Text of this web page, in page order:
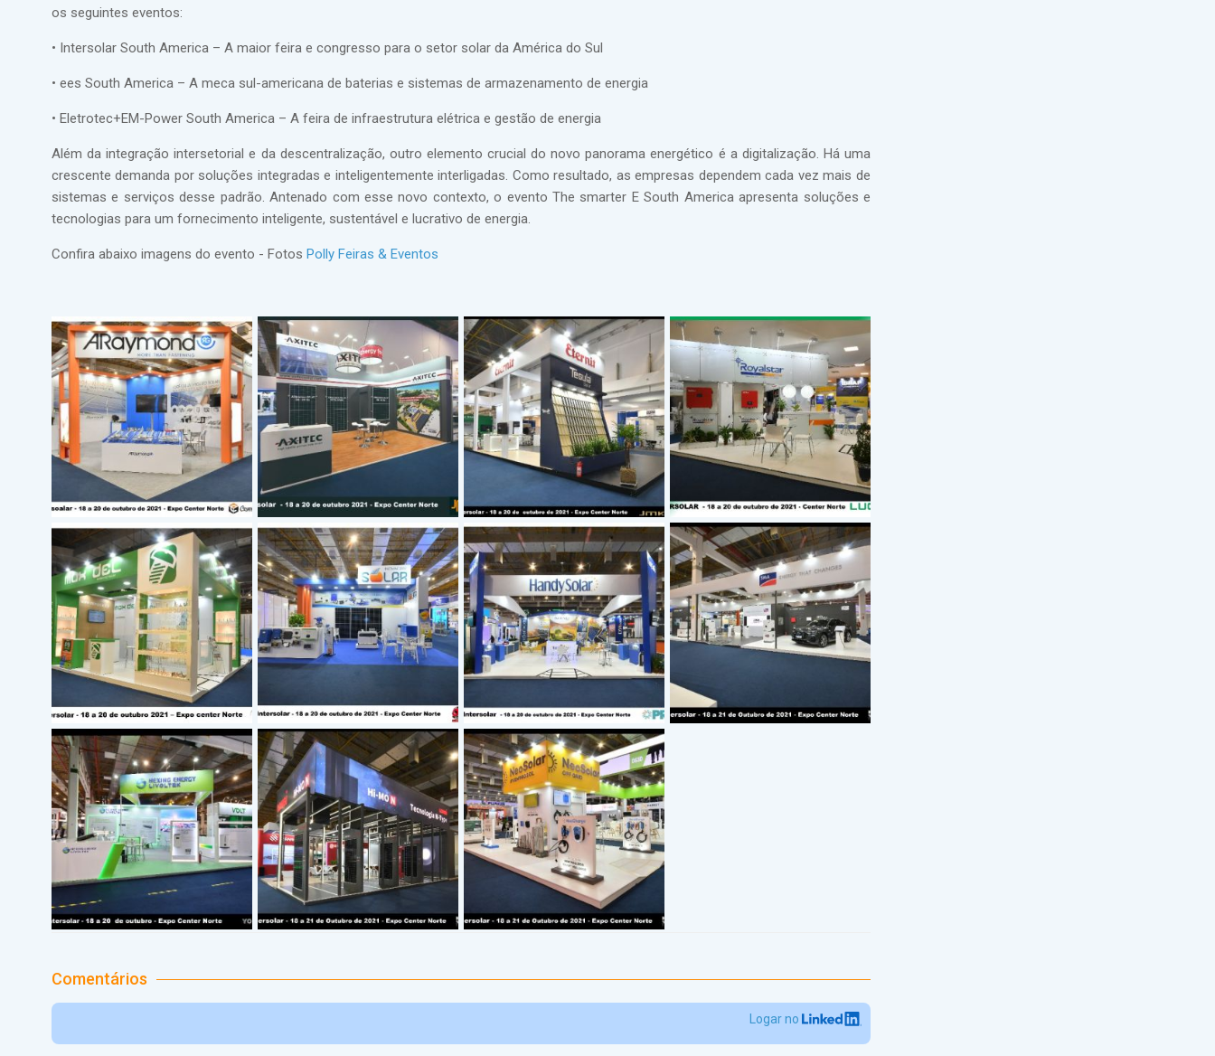
os seguintes eventos:
• Intersolar South America – A maior feira e congresso para o setor solar da América do Sul
• ees South America – A meca sul-americana de baterias e sistemas de armazenamento de energia
• Eletrotec+EM-Power South America – A feira de infraestrutura elétrica e gestão de energia
Além da integração intersetorial e da descentralização, outro elemento crucial do novo panorama energético é a digitalização. Há uma
crescente demanda por soluções integradas e inteligentemente interligadas. Como resultado, as empresas dependem cada vez mais de
sistemas e serviços desse padrão. Antenado com esse novo contexto, o evento The smarter E South America apresenta soluções e
tecnologias para um fornecimento inteligente, sustentável e lucrativo de energia.
Confira abaixo imagens do evento - Fotos Polly Feiras & Eventos
Comentários
Logar no